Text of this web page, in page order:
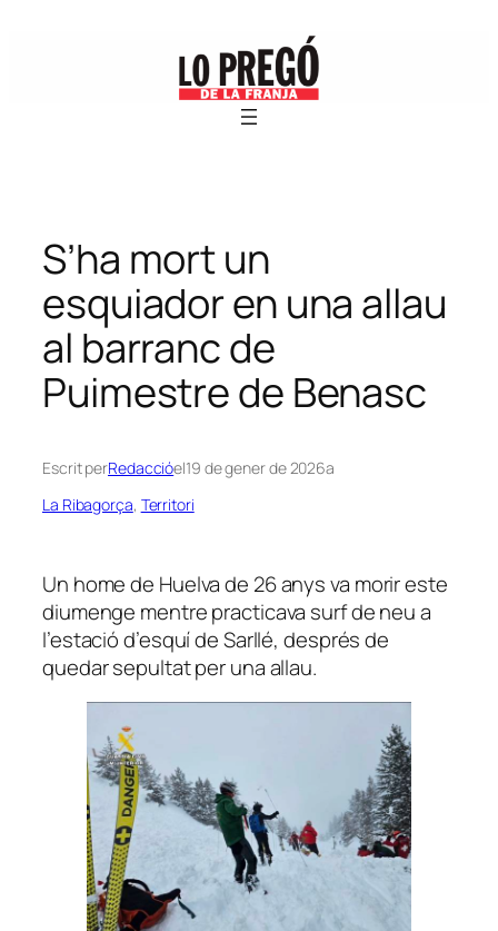
S’ha mort un
esquiador en una allau
al barranc de
Puimestre de Benasc
Escrit perRedaccióel19 de gener de 2026a
La Ribagorça, Territori
Un home de Huelva de 26 anys va morir este
diumenge mentre practicava surf de neu a
l’estació d’esquí de Sarllé, després de
quedar sepultat per una allau.